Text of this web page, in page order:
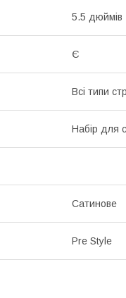
5.5 дюймів
Є
Всі типи
Набір для
Сатинове
Pre Style